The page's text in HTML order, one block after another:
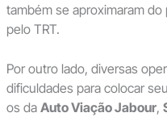
também se aproximaram
pelo TRT.
Por outro lado, diversas
dificuldades para colocar
os da Auto Viação Jabour,